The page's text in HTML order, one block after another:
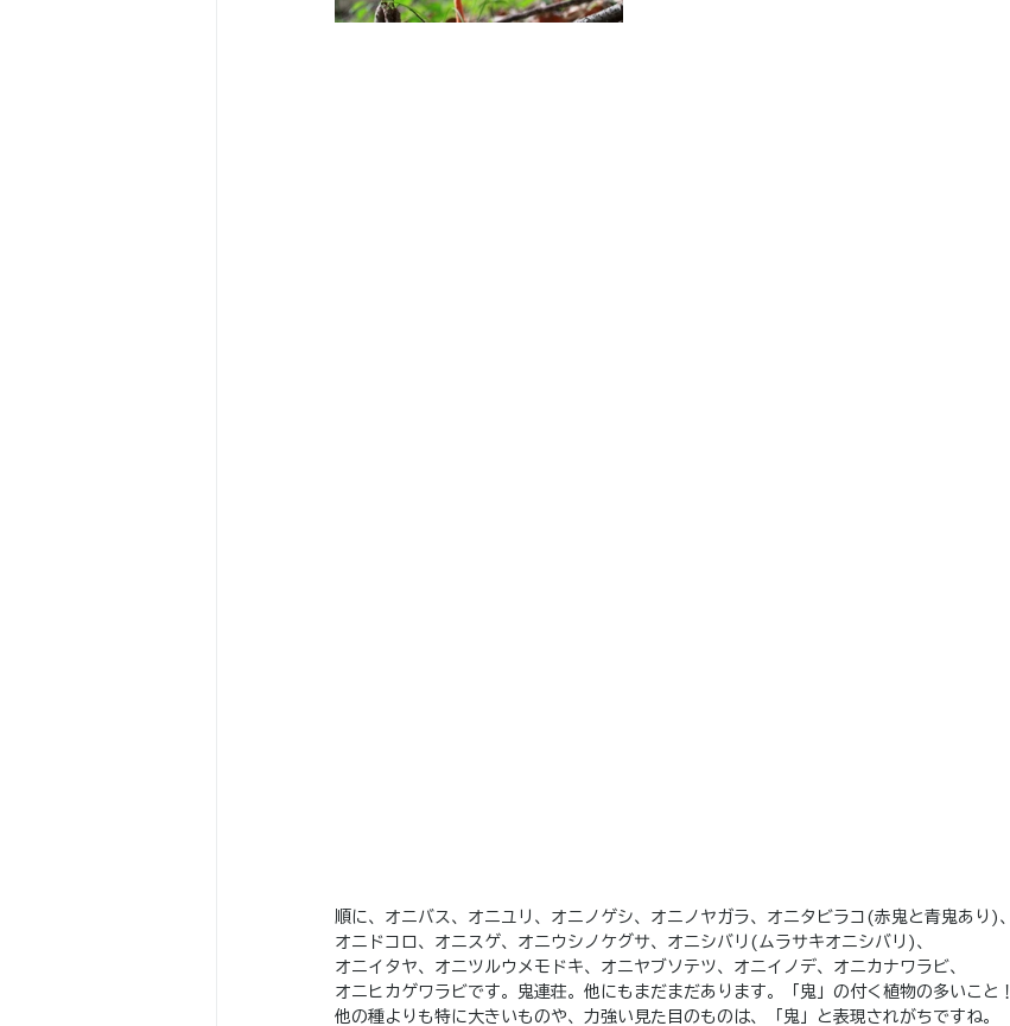
順に、オニバス、オニユリ、オニノゲシ、オニノヤガラ、オニタビラコ(赤鬼と青鬼あり)、
オニドコロ、オニスゲ、オニウシノケグサ、オニシバリ(ムラサキオニシバリ)、
オニイタヤ、オニツルウメモドキ、オニヤブソテツ、オニイノデ、オニカナワラビ、
オニヒカゲワラビです。鬼連荘。他にもまだまだあります。「鬼」の付く植物の多いこと！
他の種よりも特に大きいものや、力強い見た目のものは、「鬼」と表現されがちですね。